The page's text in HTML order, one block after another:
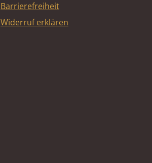
Barrierefreiheit
Widerruf erklären